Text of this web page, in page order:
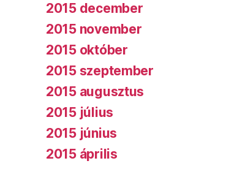
2015 december
2015 november
2015 október
2015 szeptember
2015 augusztus
2015 július
2015 június
2015 április